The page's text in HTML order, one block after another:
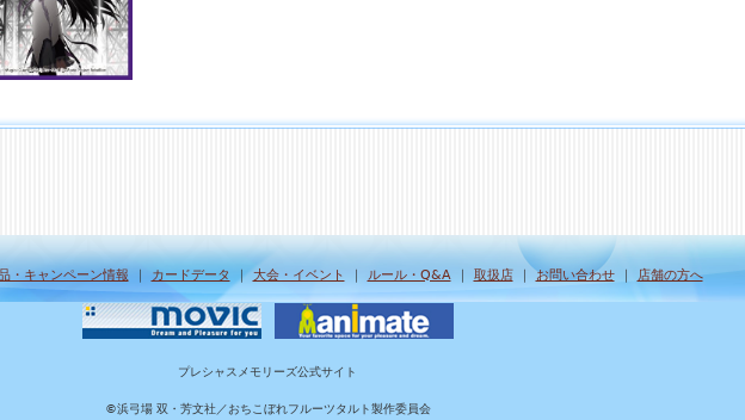
・キャンペーン情報 ｜ カードデータ ｜大会・イベント ｜ ルール・Q&A｜ 取扱店｜お問い合わせ｜ 店舗の方へ
プレシャスメモリーズ公式サイト
©浜弓場 双・芳文社／おちこぼれフルーツタルト製作委員会